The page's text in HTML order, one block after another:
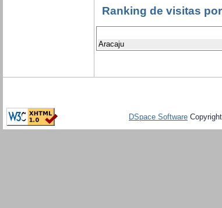
Ranking de visitas
Aracaju
DSpace Software